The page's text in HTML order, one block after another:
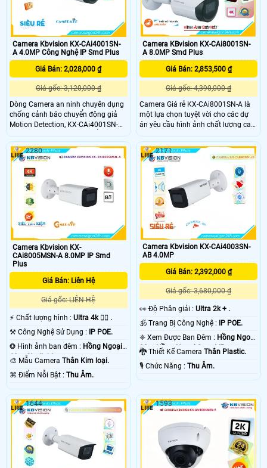
Camera Kbvision KX-CAi4001SN-
A 4.0MP Công Nghệ IP Smd Plus
Giá Bán: 2,028,000 ₫
Giá gốc: 3,120,000 ₫
Dòng Camera an ninh chuyên dụng
chống cảnh báo chuyển động giả
Motion Detection, KX-CAi4001SN-A,
được trang bị công nghệ nổi bật như
Hàng rào ảo và khả năng chống
ngược sáng DWDR 120db. Với khả
năng nhận dạng người qua dây
mạng, camera này lý tưởng cho dự
án dân dụng
Camera KBvision KX-CAi8001SN-
A 8.0MP Smd Plus
Giá Bán: 2,853,500 ₫
Giá gốc: 4,390,000 ₫
Camera Giá rẻ KX-CAi8001SN-A là
một lựa chọn tuyệt vời cho các dự
án yêu cầu hình ảnh chất lượng cao
với chip hình ảnh 8.0 megapixel
Ultra 4k nó nâng cao an toàn độ sắc
nét và chi tiết tuyệt vời Camera
KBvision KX-CAi8001SN-A còn được
trang bị Chống Ngược Sáng DWDR
120db giúp cho hình ảnh rõ ràng
hơn dù lắp đặt ở đâu
Camera Kbvision KX-
CAi8005MSN-A 8.0MP IP Smd
Plus
Giá Bán: Liên Hệ
Giá gốc: LIÊN HỆ
️⚡ Chất lượng hình : Ultra 4k 👍🏾 .
⚒ Công Nghệ Sử Dụng : IP POE.
❂ Hình ảnh ban đêm : Hồng Ngoại
60m Starlight.
🎨 Mẫu Camera Thân Kim loại.
️⌘ Điểm Nỗi Bật : Thu Âm.
2280
Camera Kbvision KX-CAi4003SN-
AB 4.0MP
Giá Bán: 2,392,000 ₫
Giá gốc: 3,680,000 ₫
️👀 Độ Phân giải :Ultra 2k + .
🕉️ Trang Bị Công Nghệ : IP POE.
❈ Xem Được Ban Đêm : Hồng Ngoại
80m Hồng Ngoại Smart IR.
🐉️ Thiết Kế CameraThân Plastic.
️🎙 Chức Năng :Thu Âm.
2171
1644 1593